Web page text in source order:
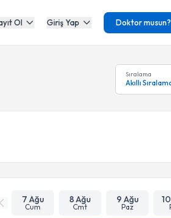
Ol Giriş Yap Doktor musun?
Sıralama
Akıllı
7 Ağu
Cum
8 Ağu
Cmt
9 Ağu
Paz